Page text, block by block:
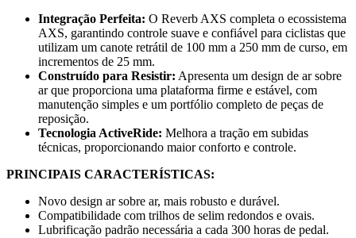
Integração Perfeita: O Reverb AXS completa o ecossistema
AXS, garantindo controle suave e confiável para ciclistas que
utilizam um canote retrátil de 100 mm a 250 mm de curso, em
incrementos de 25 mm.
Construído para Resistir: Apresenta um design de ar sobre
ar que proporciona uma plataforma firme e estável, com
manutenção simples e um portfólio completo de peças de
reposição.
Tecnologia ActiveRide: Melhora a tração em subidas
técnicas, proporcionando maior conforto e controle.
PRINCIPAIS CARACTERÍSTICAS:
Novo design ar sobre ar, mais robusto e durável.
Compatibilidade com trilhos de selim redondos e ovais.
Lubrificação padrão necessária a cada 300 horas de pedal.